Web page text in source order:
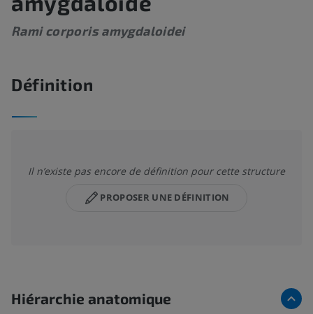
Rami corporis amygdaloidei
Définition
Il n’existe pas encore de définition pour cette structure
PROPOSER UNE DÉFINITION
Hiérarchie anatomique